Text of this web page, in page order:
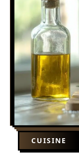
CUISINE